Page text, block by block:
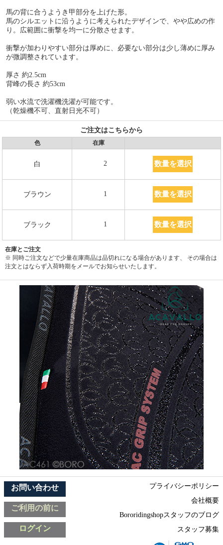
馬の背に合うようき甲部分を上げた形。
馬のシルエットに沿うように考えられたデザインで、やや広めの作
り。広範囲に衝撃を均一に分散させます。
衝撃が加わりやすい部分は厚めに、必要ない部分は少し薄めに厚み
が微調整されています。
厚さ 約2.5cm
背峰の長さ 約53cm
弱い水流で洗濯機洗濯が可能です。
（乾燥機不可、直射日光不可）
ご注文はこちらから
色 在庫
白 2 数量を選択
ブラウン 1 数量を選択
ブラック 1 数量を選択
在庫とご注文
※ 同時ご注文などで少量在庫商品は品切れになる場合があります、 その場合は
注文とはならず入荷時期をメールでお知らせいたします。
お問い合わせ
ご利用の前に
ログイン
プライバシーポリシー
会社概要
Bororidingshopスタッフのブログ
スタッフ募集